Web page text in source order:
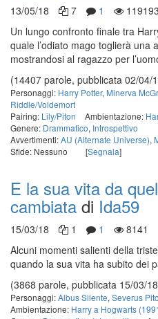
13/05/18 7 1 119193
Un lungo confronto finale tra
quale l’odiato mago toglierà una
mostrandosi al ragazzo per
(14407 parole, pubblicata 02/04/
Personaggi: Harry Potter, Minerva
Riddle/Voldemort
Pairing: Lily/Piton Ambientazione:
Genere: Drammatico, Introspettivo
Avvertimenti:AU (Alternate Universe),
Sfide: Nessuno
[Segnala]
E la sua vita da
cambiata di Ida59
15/03/18 1 1 8141
Alcuni momenti salienti della
quando la sua vita ha subito dei
(3868 parole, pubblicata 15/03/
Personaggi:Albus Silente, Severus
Ambientazione: Harry a Hogwarts